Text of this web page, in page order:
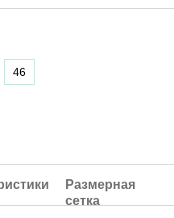
46
Размерная
сетка